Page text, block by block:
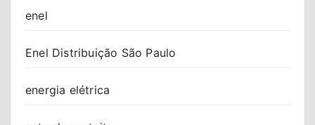
enel
Enel Distribuição São Paulo
energia elétrica